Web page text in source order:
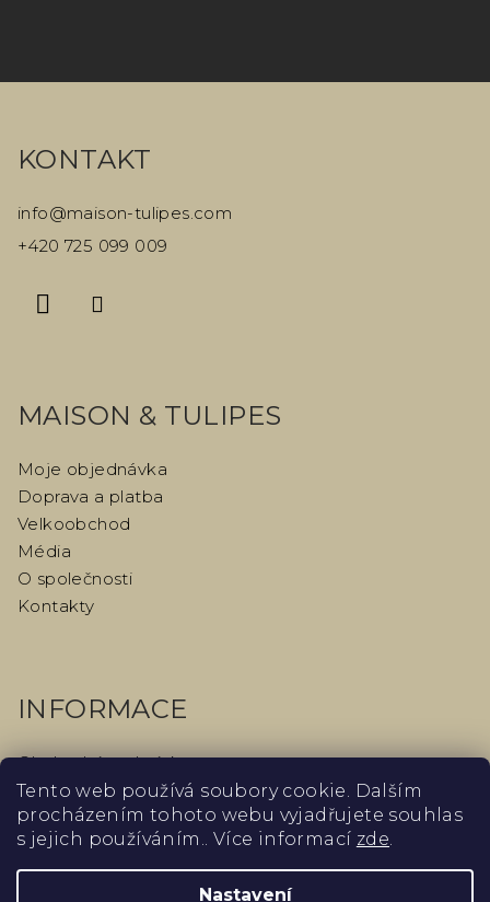
Tento web používá soubory cookie. Dalším
procházením tohoto webu vyjadřujete souhlas
s jejich používáním.. Více informací zde.
Nastavení
KONTAKT
info@maison-tulipes.com
+420 725 099 009
MAISON & TULIPES
Moje objednávka
Doprava a platba
Velkoobchod
Média
O společnosti
Kontakty
INFORMACE
Obchodní podmínky
Podmínky ochrany osobních údajů
Odstoupení od kupní smlouvy
Podmínky vrácení peněz
Slovník